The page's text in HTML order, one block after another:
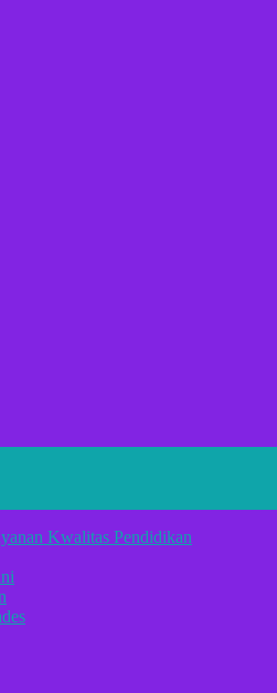
Kwalitas Pendidikan